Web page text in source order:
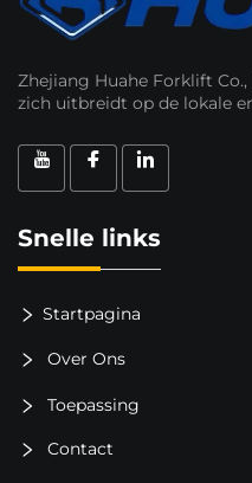
Zhejiang Huahe Forklift
zich uitbreidt op de lokale
Snelle links
Startpagina
Over Ons
Toepassing
Contact